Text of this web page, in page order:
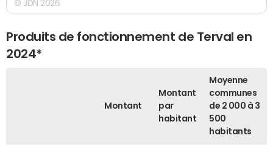
© JDN 2026
Produits de fonctionnement de Terval en
2024*
Montant
Montant
par
habitant
Moyenne
communes
de 2 000 à 3
500
habitants